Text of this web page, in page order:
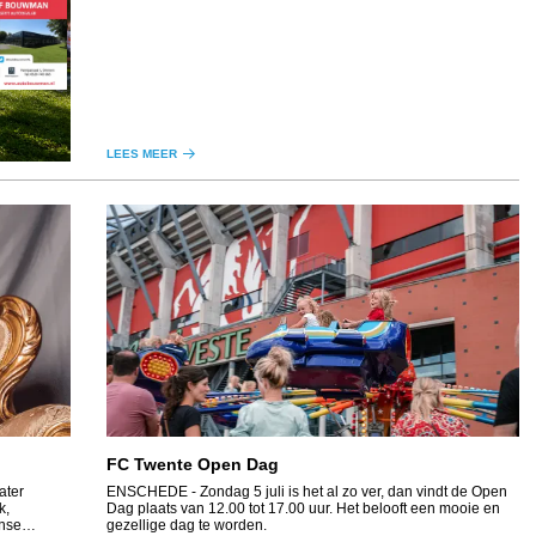
LEES MEER
FC Twente Open Dag
ENSCHEDE - Zondag 5 juli is het al zo ver, dan vindt de Open
Dag plaats van 12.00 tot 17.00 uur. Het belooft een mooie en
gezellige dag te worden.